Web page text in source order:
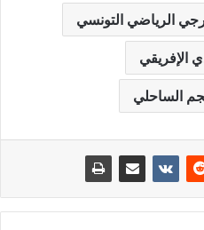
الرياضي التونسي
الإفريقي
الساحلي